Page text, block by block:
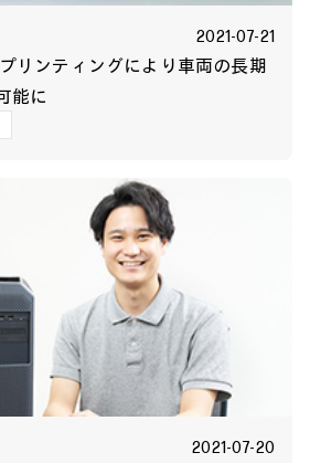
2021-07-21
リンティングにより車両の長期
能に
2021-07-20